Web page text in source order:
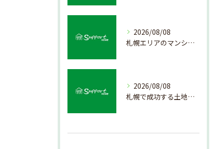
2026/08/08
札幌エリアのマンション売却で失敗しない査定の秘訣
2026/08/08
札幌で成功する土地活用の基礎知識